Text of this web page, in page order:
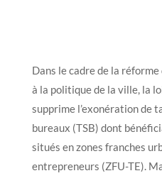
Dans le cadre de la
à la politique de la ville, la
supprime l’exonération de
bureaux (TSB) dont
situés en zones franches
entrepreneurs (ZFU-TE).